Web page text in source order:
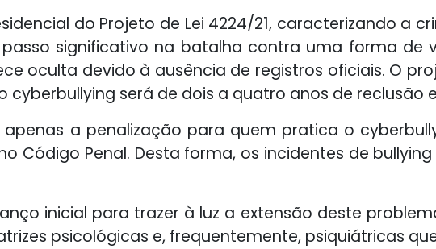
do Projeto de Lei 4224/21, caracterizando a
significativo na batalha contra uma forma de
oculta devido à ausência de registros oficiais. O
cyberbullying será de dois a quatro anos de reclusão
apenas a penalização para quem pratica o
Código Penal. Desta forma, os incidentes de
inicial para trazer à luz a extensão deste
psicológicas e, frequentemente, psiquiátricas